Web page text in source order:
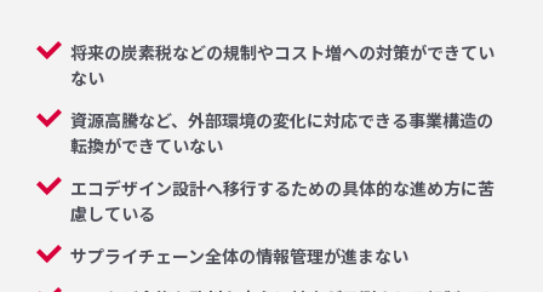
将来の炭素税などの規制やコスト増への対策ができてい
ない
資源高騰など、外部環境の変化に対応できる事業構造の
転換ができていない
エコデザイン設計へ移行するための具体的な進め方に苦
慮している
サプライチェーン全体の情報管理が進まない